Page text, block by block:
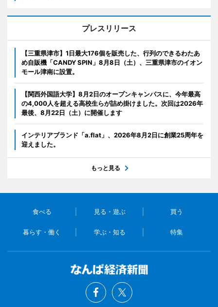
プレスリリース
【三重県津市】1日最大176個を販売した、行列のできるわたあ
め自販機「CANDY SPIN」8月8日（土）、三重県津市のイオン
モール津南に設置。
【関西外国語大学】8月2日のオープンキャンパスに、今年最高
の4,000人を超える高校生らが詰め掛けました。次回は2026年
最後、8月22日（土）に開催します
インテリアブランド「a.flat」、2026年8月2日に創業25周年を
迎えました。
もっと見る
食べる 見る・遊ぶ 買う
暮らす・働く 学ぶ・知る 特集